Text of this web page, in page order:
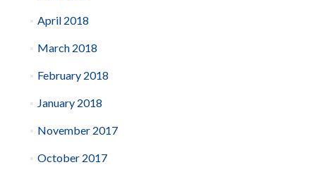
April 2018
March 2018
February 2018
January 2018
November 2017
October 2017